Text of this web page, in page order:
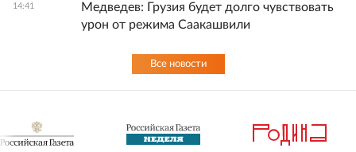
14:41
Медведев: Грузия будет долго чувствовать
урон от режима Саакашвили
Все новости